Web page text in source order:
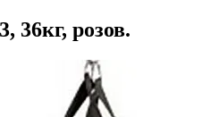
36кг, розов.